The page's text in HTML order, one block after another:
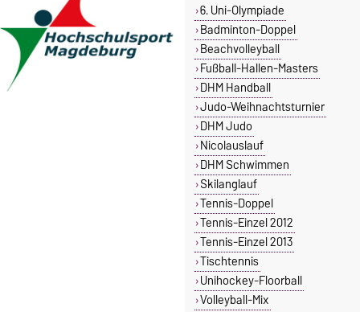
6. Uni-Olympiade
Badminton-Doppel
Beachvolleyball
Fußball-Hallen-Masters
DHM Handball
Judo-Weihnachtsturnier
DHM Judo
Nicolauslauf
DHM Schwimmen
Skilanglauf
Tennis-Doppel
Tennis-Einzel 2012
Tennis-Einzel 2013
Tischtennis
Unihockey-Floorball
Volleyball-Mix